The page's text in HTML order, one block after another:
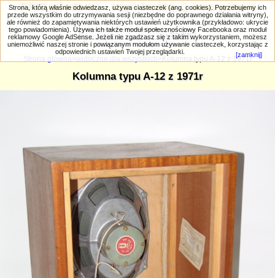
PRIV.gtlodz.eu - czyli trochę ;) inna galeria
Wyszukiwanie zaawansowane
Strona główna widoczne dla wszystkich >Kolumna typu A-12 z 1971r
Kolumna typu A-12 z 1971r
Strona, którą właśnie odwiedzasz, używa ciasteczek (ang. cookies). Potrzebujemy ich
przede wszystkim do utrzymywania sesji (niezbędne do poprawnego działania witryny),
ale również do zapamiętywania niektórych ustawień użytkownika (przykładowo: ukrycie
tego powiadomienia). Używa ich także moduł społecznościowy Facebooka oraz moduł
reklamowy Google AdSense. Jeżeli nie zgadzasz się z takim wykorzystaniem, możesz
uniemożliwić naszej stronie i powiązanym modułom używanie ciasteczek, korzystając z
odpowiednich ustawień Twojej przeglądarki.
[zamknij]